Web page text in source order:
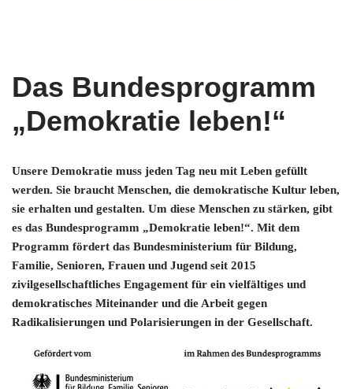
Das Bundesprogramm
„Demokratie leben!“
Unsere Demokratie muss jeden Tag neu mit Leben gefüllt
werden. Sie braucht Menschen, die demokratische Kultur leben,
sie erhalten und gestalten. Um diese Menschen zu stärken, gibt
es das Bundesprogramm „Demokratie leben!“. Mit dem
Programm fördert das Bundesministerium für Bildung,
Familie, Senioren, Frauen und Jugend seit 2015
zivilgesellschaftliches Engagement für ein vielfältiges und
demokratisches Miteinander und die Arbeit gegen
Radikalisierungen und Polarisierungen in der Gesellschaft.